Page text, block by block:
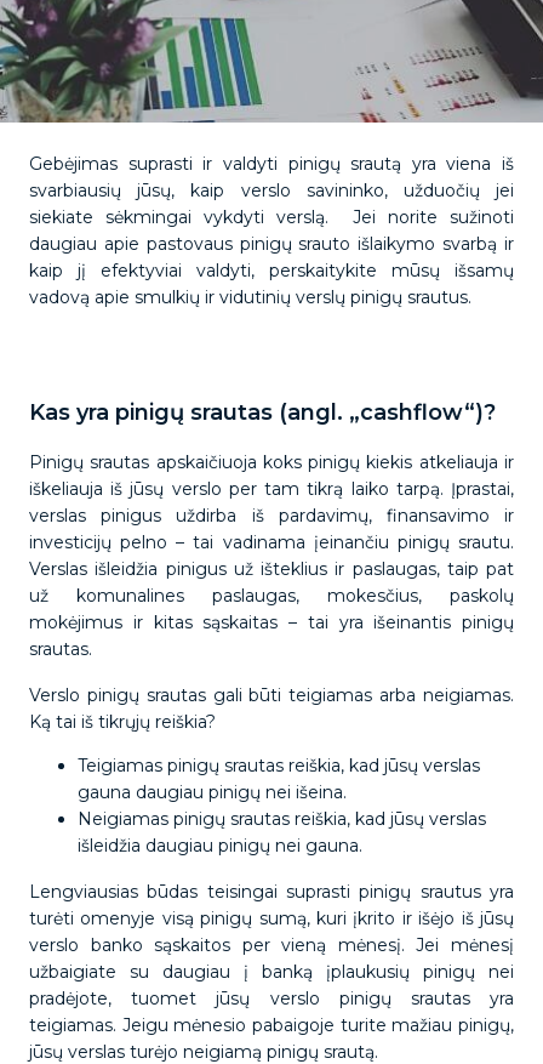
Gebėjimas suprasti ir valdyti pinigų srautą yra viena iš
svarbiausių jūsų, kaip verslo savininko, užduočių jei
siekiate sėkmingai vykdyti verslą. Jei norite sužinoti
daugiau apie pastovaus pinigų srauto išlaikymo svarbą ir
kaip jį efektyviai valdyti, perskaitykite mūsų išsamų
vadovą apie smulkių ir vidutinių verslų pinigų srautus.
Kas yra pinigų srautas (angl. „cashflow“)?
Pinigų srautas apskaičiuoja koks pinigų kiekis atkeliauja ir
iškeliauja iš jūsų verslo per tam tikrą laiko tarpą. Įprastai,
verslas pinigus uždirba iš pardavimų, finansavimo ir
investicijų pelno – tai vadinama įeinančiu pinigų srautu.
Verslas išleidžia pinigus už išteklius ir paslaugas, taip pat
už komunalines paslaugas, mokesčius, paskolų
mokėjimus ir kitas sąskaitas – tai yra išeinantis pinigų
srautas.
Verslo pinigų srautas gali būti teigiamas arba neigiamas.
Ką tai iš tikrųjų reiškia?
Teigiamas pinigų srautas reiškia, kad jūsų verslas
gauna daugiau pinigų nei išeina.
Neigiamas pinigų srautas reiškia, kad jūsų verslas
išleidžia daugiau pinigų nei gauna.
Lengviausias būdas teisingai suprasti pinigų srautus yra
turėti omenyje visą pinigų sumą, kuri įkrito ir išėjo iš jūsų
verslo banko sąskaitos per vieną mėnesį. Jei mėnesį
užbaigiate su daugiau į banką įplaukusių pinigų nei
pradėjote, tuomet jūsų verslo pinigų srautas yra
teigiamas. Jeigu mėnesio pabaigoje turite mažiau pinigų,
jūsų verslas turėjo neigiamą pinigų srautą.